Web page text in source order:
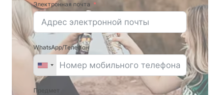
Электронная почта
WhatsApp/Телефон
Предмет